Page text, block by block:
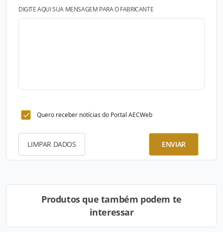
DIGITE AQUI SUA MENSAGEM PARA O FABRICANTE
Quero receber notícias do Portal AECWeb
LIMPAR DADOS ENVIAR
Produtos que também podem te
interessar